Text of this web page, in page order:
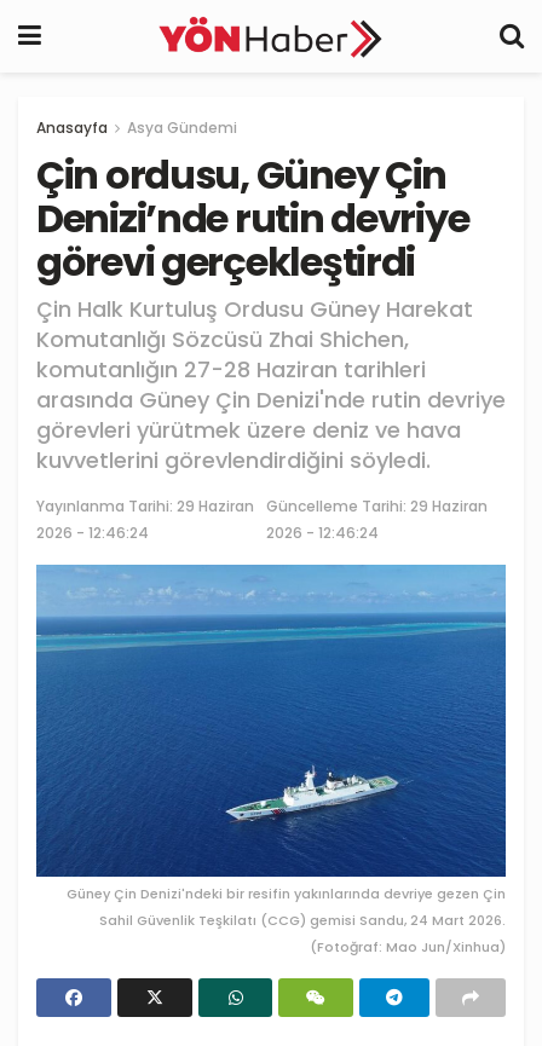
Anasayfa Asya Gündemi
Çin ordusu, Güney Çin
Denizi’nde rutin devriye
görevi gerçekleştirdi
Çin Halk Kurtuluş Ordusu Güney Harekat
Komutanlığı Sözcüsü Zhai Shichen,
komutanlığın 27-28 Haziran tarihleri
arasında Güney Çin Denizi'nde rutin devriye
görevleri yürütmek üzere deniz ve hava
kuvvetlerini görevlendirdiğini söyledi.
Yayınlanma Tarihi: 29 Haziran
2026 - 12:46:24
Güncelleme Tarihi: 29 Haziran
2026 - 12:46:24
Güney Çin Denizi'ndeki bir resifin yakınlarında devriye gezen Çin
Sahil Güvenlik Teşkilatı (CCG) gemisi Sandu, 24 Mart 2026.
(Fotoğraf: Mao Jun/Xinhua)